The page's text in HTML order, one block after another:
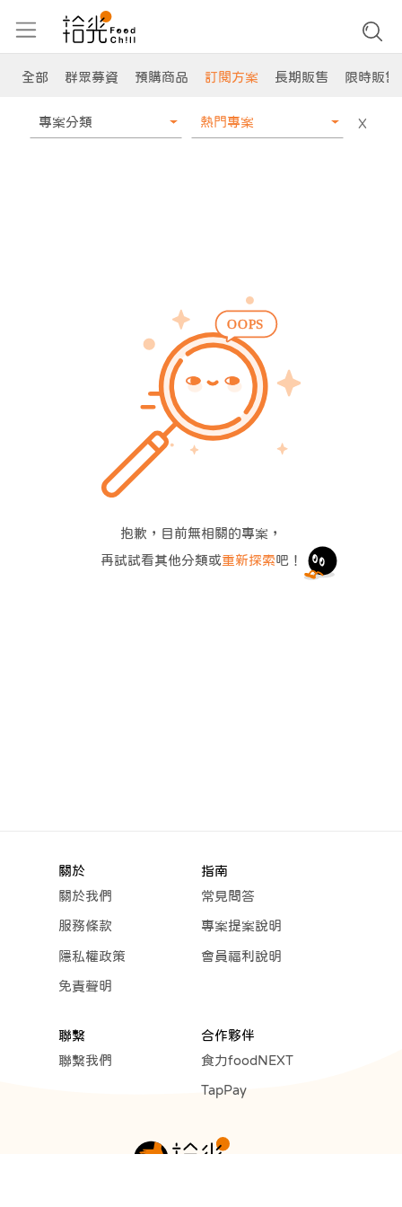
全部 群眾募資 預購商品 訂閱方案 長期販售 限時販售
專案分類 熱門專案 X
抱歉，目前無相關的專案，
再試試看其他分類或重新探索吧！
關於
關於我們
服務條款
隱私權政策
免責聲明
指南
常見問答
專案提案說明
會員福利說明
聯繫
聯繫我們
合作夥伴
食力foodNEXT
TapPay